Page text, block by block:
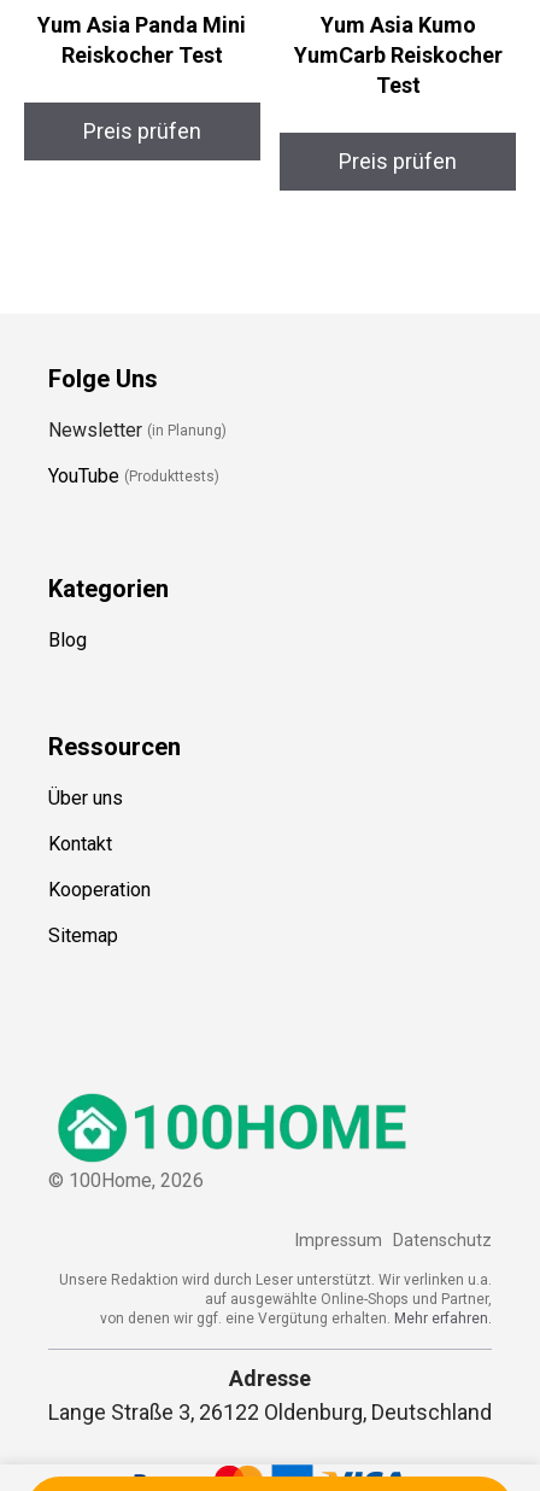
Yum Asia Panda Mini
Reiskocher Test
Preis prüfen
Yum Asia Kumo
YumCarb Reiskocher
Test
Preis prüfen
Folge Uns
Newsletter (in Planung)
YouTube (Produkttests)
Kategorien
Blog
Ressourcen
Über uns
Kontakt
Kooperation
Sitemap
© 100Home, 2026
Impressum Datenschutz
Unsere Redaktion wird durch Leser unterstützt. Wir verlinken u.a.
auf ausgewählte Online-Shops und Partner,
von denen wir ggf. eine Vergütung erhalten. Mehr erfahren.
Adresse
Lange Straße 3, 26122 Oldenburg, Deutschland